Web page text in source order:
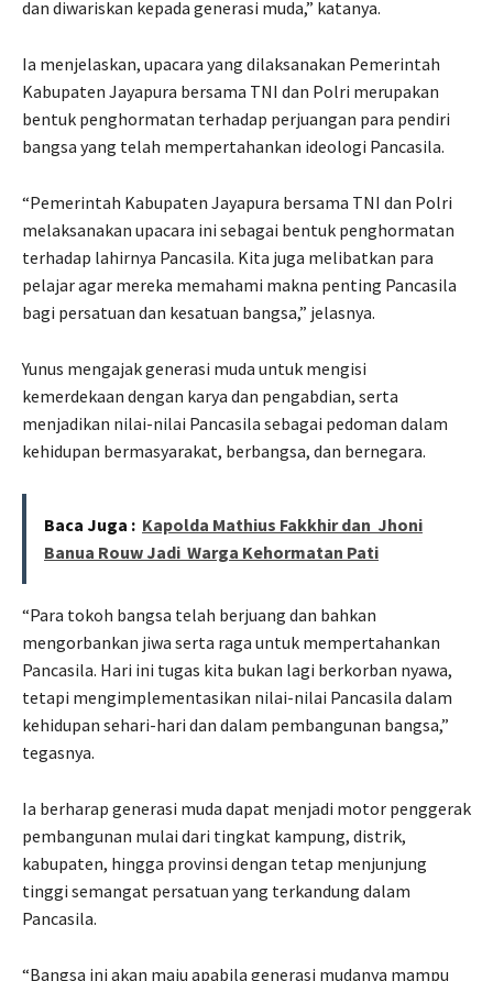
dan diwariskan kepada generasi muda,” katanya.
Ia menjelaskan, upacara yang dilaksanakan Pemerintah
Kabupaten Jayapura bersama TNI dan Polri merupakan
bentuk penghormatan terhadap perjuangan para pendiri
bangsa yang telah mempertahankan ideologi Pancasila.
“Pemerintah Kabupaten Jayapura bersama TNI dan Polri
melaksanakan upacara ini sebagai bentuk penghormatan
terhadap lahirnya Pancasila. Kita juga melibatkan para
pelajar agar mereka memahami makna penting Pancasila
bagi persatuan dan kesatuan bangsa,” jelasnya.
Yunus mengajak generasi muda untuk mengisi
kemerdekaan dengan karya dan pengabdian, serta
menjadikan nilai-nilai Pancasila sebagai pedoman dalam
kehidupan bermasyarakat, berbangsa, dan bernegara.
Baca Juga : Kapolda Mathius Fakkhir dan Jhoni
Banua Rouw Jadi Warga Kehormatan Pati
“Para tokoh bangsa telah berjuang dan bahkan
mengorbankan jiwa serta raga untuk mempertahankan
Pancasila. Hari ini tugas kita bukan lagi berkorban nyawa,
tetapi mengimplementasikan nilai-nilai Pancasila dalam
kehidupan sehari-hari dan dalam pembangunan bangsa,”
tegasnya.
Ia berharap generasi muda dapat menjadi motor penggerak
pembangunan mulai dari tingkat kampung, distrik,
kabupaten, hingga provinsi dengan tetap menjunjung
tinggi semangat persatuan yang terkandung dalam
Pancasila.
“Bangsa ini akan maju apabila generasi mudanya mampu